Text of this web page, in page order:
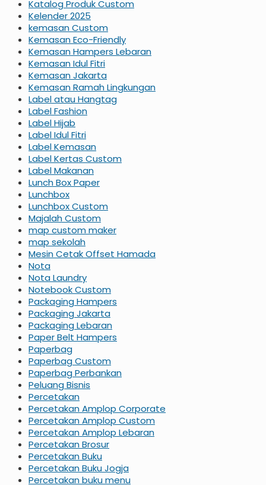
Katalog Produk Custom
Kelender 2025
kemasan Custom
Kemasan Eco-Friendly
Kemasan Hampers Lebaran
Kemasan Idul Fitri
Kemasan Jakarta
Kemasan Ramah Lingkungan
Label atau Hangtag
Label Fashion
Label Hijab
Label Idul Fitri
Label Kemasan
Label Kertas Custom
Label Makanan
Lunch Box Paper
Lunchbox
Lunchbox Custom
Majalah Custom
map custom maker
map sekolah
Mesin Cetak Offset Hamada
Nota
Nota Laundry
Notebook Custom
Packaging Hampers
Packaging Jakarta
Packaging Lebaran
Paper Belt Hampers
Paperbag
Paperbag Custom
Paperbag Perbankan
Peluang Bisnis
Percetakan
Percetakan Amplop Corporate
Percetakan Amplop Custom
Percetakan Amplop Lebaran
Percetakan Brosur
Percetakan Buku
Percetakan Buku Jogja
Percetakan buku menu